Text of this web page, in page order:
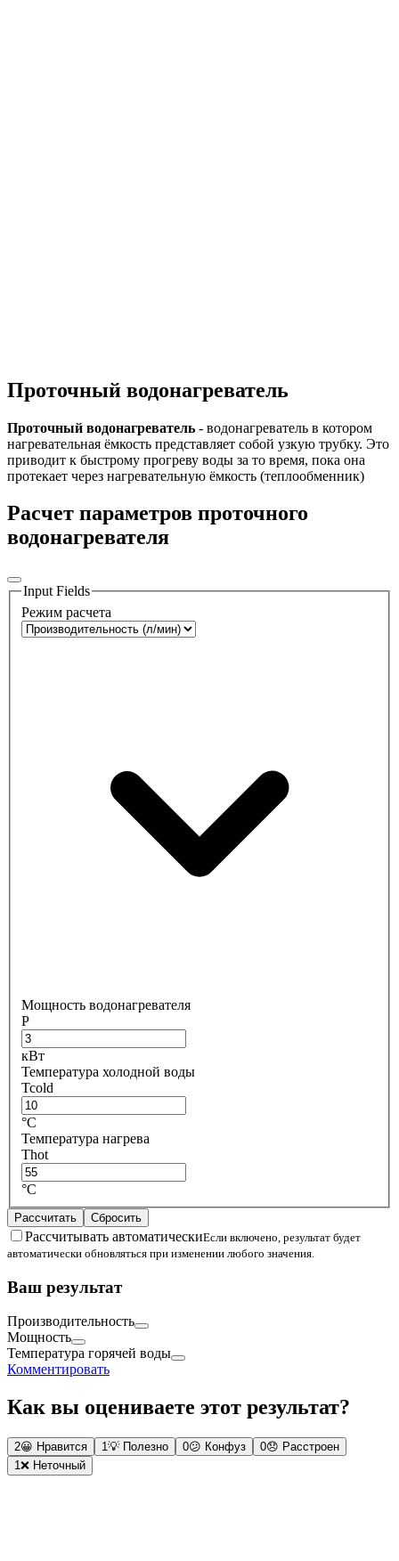
Проточный водонагреватель
Проточный водонагреватель - водонагреватель в котором
нагревательная ёмкость представляет собой узкую трубку. Это
приводит к быстрому прогреву воды за то время, пока она
протекает через нагревательную ёмкость (теплообменник)
Расчет параметров проточного
водонагревателя
Input Fields
Режим расчета
Мощность водонагревателя
P
кВт
Температура холодной воды
Tcold
°C
Температура нагрева
Thot
°C
Рассчитать Сбросить
Рассчитывать автоматическиЕсли включено, результат будет
автоматически обновляться при изменении любого значения.
Ваш результат
Производительность
Мощность
Температура горячей воды
Комментировать
Как вы оцениваете этот результат?
2😀 Нравится 1💡 Полезно 0😕 Конфуз 0😞 Расстроен
1❌ Неточный